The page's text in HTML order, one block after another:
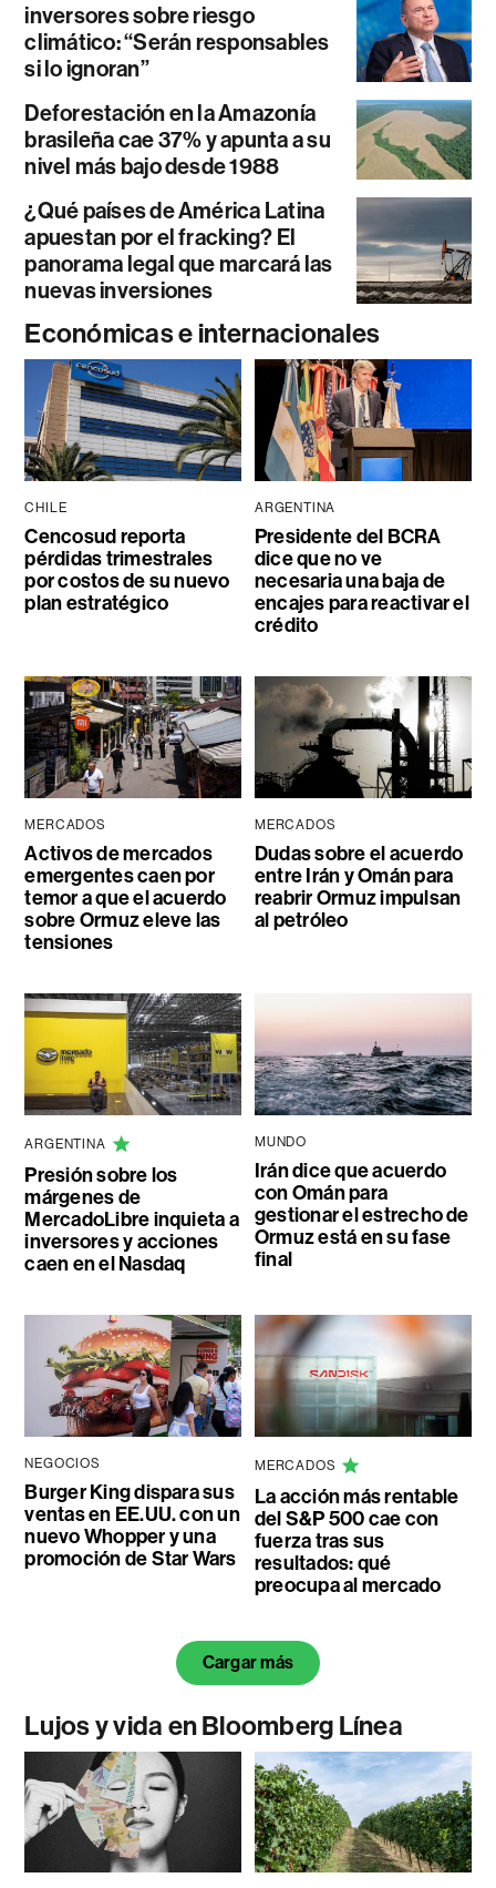
inversores sobre riesgo
climático: “Serán responsables
si lo ignoran”
Deforestación en la Amazonía
brasileña cae 37% y apunta a su
nivel más bajo desde 1988
¿Qué países de América Latina
apuestan por el fracking? El
panorama legal que marcará las
nuevas inversiones
Económicas e internacionales
CHILE
Cencosud reporta
pérdidas trimestrales
por costos de su nuevo
plan estratégico
ARGENTINA
Presidente del BCRA
dice que no ve
necesaria una baja de
encajes para reactivar el
crédito
MERCADOS
Activos de mercados
emergentes caen por
temor a que el acuerdo
sobre Ormuz eleve las
tensiones
MERCADOS
Dudas sobre el acuerdo
entre Irán y Omán para
reabrir Ormuz impulsan
al petróleo
ARGENTINA
Presión sobre los
márgenes de
MercadoLibre inquieta a
inversores y acciones
caen en el Nasdaq
MUNDO
Irán dice que acuerdo
con Omán para
gestionar el estrecho de
Ormuz está en su fase
final
NEGOCIOS
Burger King dispara sus
ventas en EE.UU. con un
nuevo Whopper y una
promoción de Star Wars
MERCADOS
La acción más rentable
del S&P 500 cae con
fuerza tras sus
resultados: qué
preocupa al mercado
Cargar más
Lujos y vida en Bloomberg Línea